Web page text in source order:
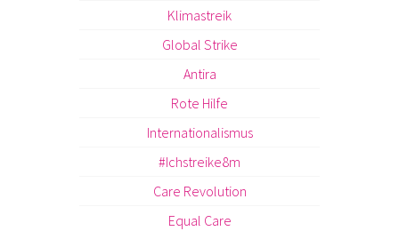
Klimastreik
Global Strike
Antira
Rote Hilfe
Internationalismus
#Ichstreike8m
Care Revolution
Equal Care